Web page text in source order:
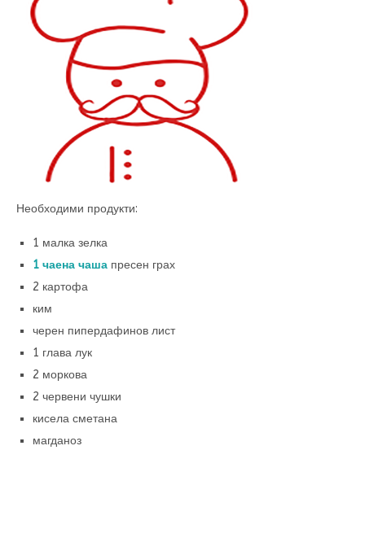
Необходими продукти:
1 малка зелка
1 чаена чаша пресен грах
2 картофа
ким
черен пипердафинов лист
1 глава лук
2 моркова
2 червени чушки
кисела сметана
магданоз